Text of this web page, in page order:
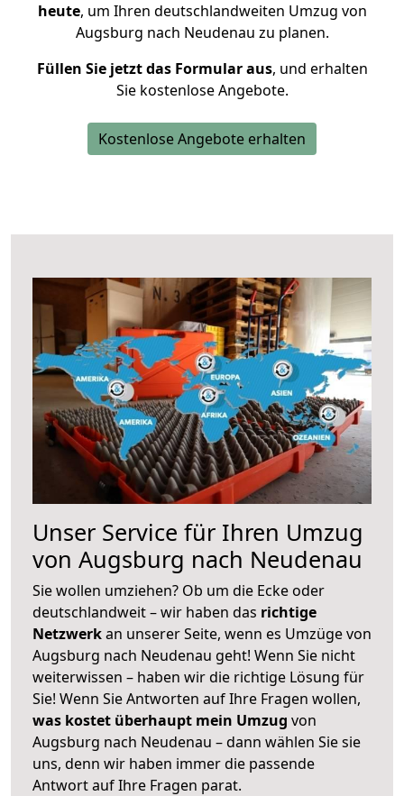
heute, um Ihren deutschlandweiten Umzug von
Augsburg nach Neudenau zu planen.
Füllen Sie jetzt das Formular aus, und erhalten
Sie kostenlose Angebote.
Kostenlose Angebote erhalten
Unser Service für Ihren Umzug
von Augsburg nach Neudenau
Sie wollen umziehen? Ob um die Ecke oder
deutschlandweit – wir haben das richtige
Netzwerkan unserer Seite, wenn es Umzüge von
Augsburg nach Neudenau geht! Wenn Sie nicht
weiterwissen – haben wir die richtige Lösung für
Sie! Wenn Sie Antworten auf Ihre Fragen wollen,
was kostet überhaupt mein Umzug von
Augsburg nach Neudenau – dann wählen Sie sie
uns, denn wir haben immer die passende
Antwort auf Ihre Fragen parat.